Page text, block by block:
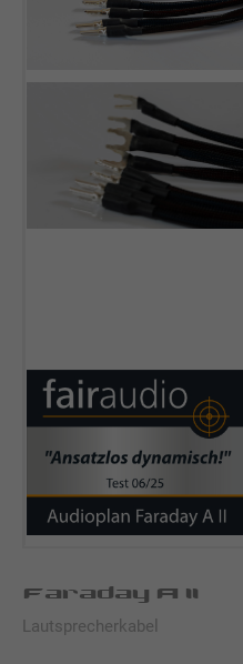
Faraday A II
Lautsprecherkabel